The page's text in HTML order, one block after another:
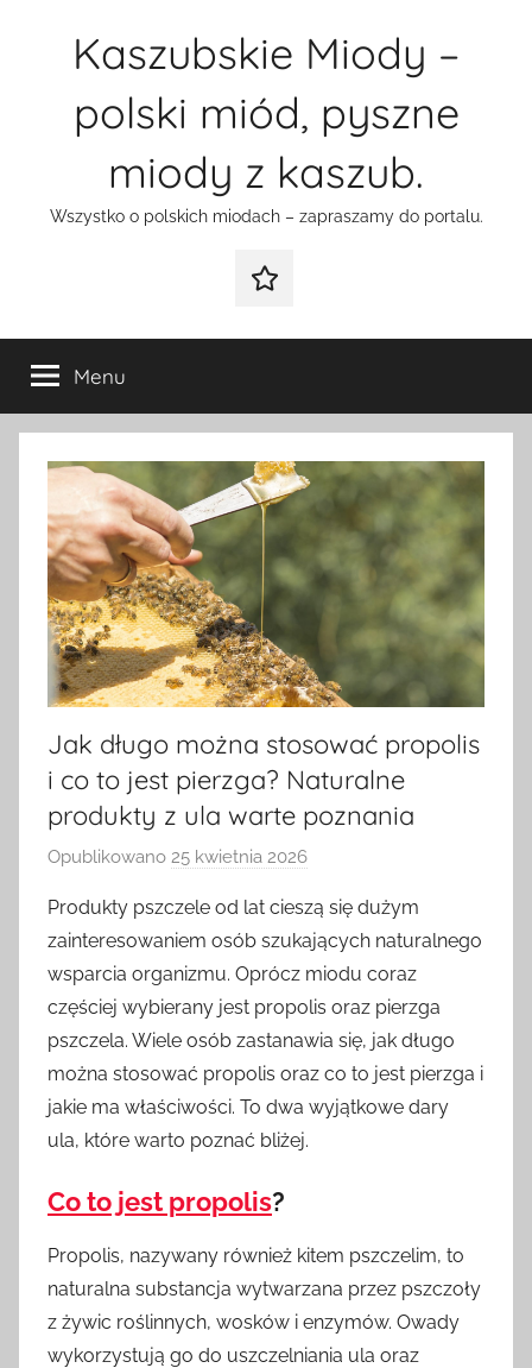
Kaszubskie Miody –
polski miód, pyszne
miody z kaszub.
Wszystko o polskich miodach – zapraszamy do portalu.
Galeria
Menu
Jak długo można stosować propolis
i co to jest pierzga? Naturalne
produkty z ula warte poznania
Opublikowano 25 kwietnia 2026
z
e
z
a
d
m
i
Produkty pszczele od lat cieszą się dużym
zainteresowaniem osób szukających naturalnego
wsparcia organizmu. Oprócz miodu coraz
częściej wybierany jest propolis oraz pierzga
pszczela. Wiele osób zastanawia się, jak długo
można stosować propolis oraz co to jest pierzga i
jakie ma właściwości. To dwa wyjątkowe dary
ula, które warto poznać bliżej.
Co to jest propolis?
Propolis, nazywany również kitem pszczelim, to
naturalna substancja wytwarzana przez pszczoły
z żywic roślinnych, wosków i enzymów. Owady
wykorzystują go do uszczelniania ula oraz